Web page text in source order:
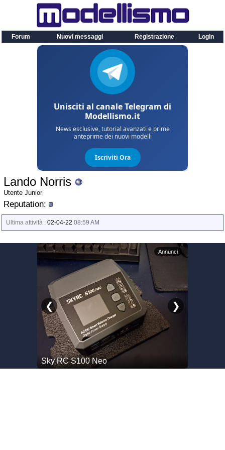
Forum Nuovi messaggi Registrazione Login
Lando Norris
Utente Junior
Reputation:
Ultima attività : 02-04-22 08:59 AM